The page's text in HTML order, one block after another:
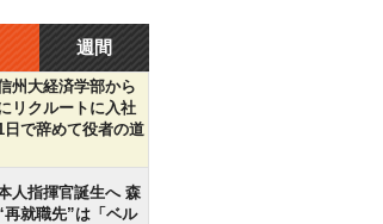
週間
州大経済学部から
リクルートに入社
日で辞めて役者の道
人指揮官誕生へ 森
再就職先”は「ベル